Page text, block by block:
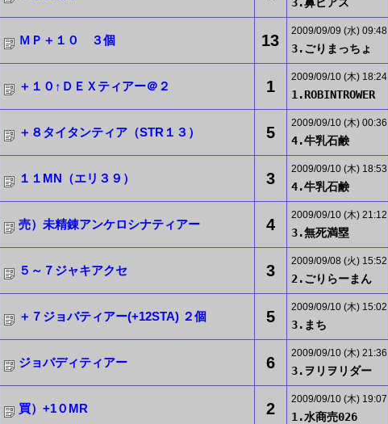
ＭＰ＋１０ ３個 13
2009/09/09 (水) 09:48
3.ごりまっちょ
＋１０↑ＤＥＸティアー＠２ 1
2009/09/10 (木) 18:24
1.ROBINTROWER
＋８タイタンティア（STR１３） 5
2009/09/10 (木) 00:36
4.牛乳石鹸
１１MN（エリ３９） 3
2009/09/10 (木) 18:53
4.牛乳石鹸
売）未精錬アンケロシナティアー 4
2009/09/10 (木) 21:12
3.無死満塁
５～７ジャキアクセ 3
2009/09/08 (火) 15:52
2.ごりらーまん
＋７ジョバティアー(+12STA) ２個 5
2009/09/10 (木) 15:02
3.まち
ジョバディティアー 6
2009/09/10 (木) 21:36
3.ヲリヲリダー
買）+1０MR 2
2009/09/10 (木) 19:07
1.水商売026